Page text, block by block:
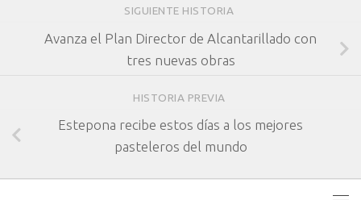
SIGUIENTE HISTORIA
Avanza el Plan Director de Alcantarillado con
tres nuevas obras
HISTORIA PREVIA
Estepona recibe estos días a los mejores
pasteleros del mundo